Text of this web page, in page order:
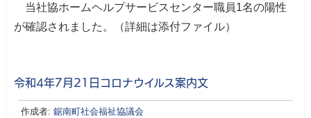
当社協ホームヘルプサービスセンター職員1名の陽性
が確認されました。（詳細は添付ファイル）
令和4年7月21日コロナウイルス案内文
作成者: 鋸南町社会福祉協議会